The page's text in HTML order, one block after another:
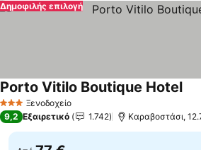
Δημοφιλής επιλογή
3 ΑστέριαΞενοδοχείο
Porto Vitilo Boutique Hotel
9,2 Εξαιρετικό 1.742 Καραβοστάσι,